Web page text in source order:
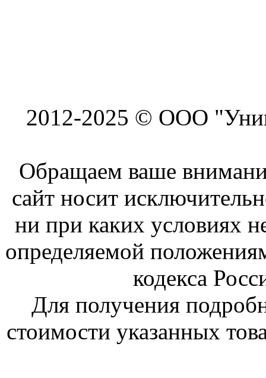
2012-2025 © ООО
Обращаем ваше
сайт носит
ни при каких условиях
определяемой
кодекса
Для получения
стоимости указанных